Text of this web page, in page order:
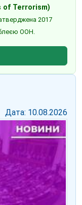
of Terrorism)
2017
ООН.
Дата: 10.08.2026